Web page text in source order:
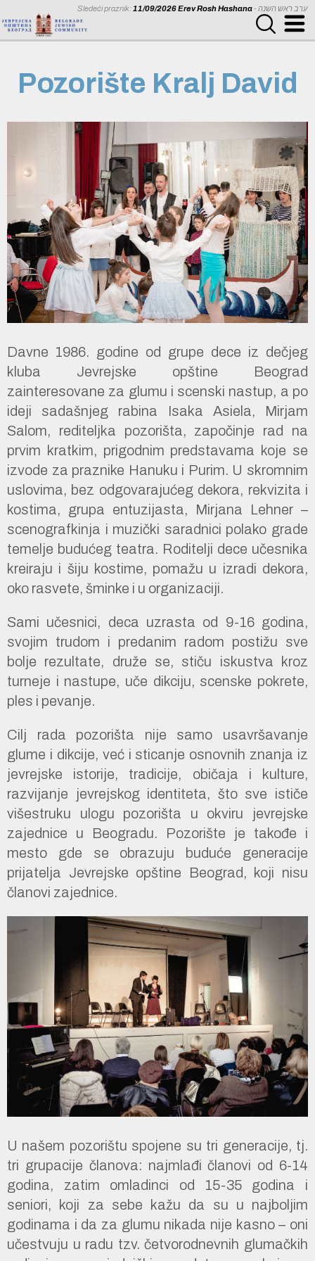
Sledeći praznik:11/09/2026 Erev Rosh Hashana - ערב ראש השנה
Pozorište Kralj David
Davne 1986. godine od grupe dece iz dečjeg
kluba Jevrejske opštine Beograd
zainteresovane za glumu i scenski nastup, a po
ideji sadašnjeg rabina Isaka Asiela, Mirjam
Salom, rediteljka pozorišta, započinje rad na
prvim kratkim, prigodnim predstavama koje se
izvode za praznike Hanuku i Purim. U skromnim
uslovima, bez odgovarajućeg dekora, rekvizita i
kostima, grupa entuzijasta, Mirjana Lehner –
scenografkinja i muzički saradnici polako grade
temelje budućeg teatra. Roditelji dece učesnika
kreiraju i šiju kostime, pomažu u izradi dekora,
oko rasvete, šminke i u organizaciji.
Sami učesnici, deca uzrasta od 9-16 godina,
svojim trudom i predanim radom postižu sve
bolje rezultate, druže se, stiču iskustva kroz
turneje i nastupe, uče dikciju, scenske pokrete,
ples i pevanje.
Cilj rada pozorišta nije samo usavršavanje
glume i dikcije, već i sticanje osnovnih znanja iz
jevrejske istorije, tradicije, običaja i kulture,
razvijanje jevrejskog identiteta, što sve ističe
višestruku ulogu pozorišta u okviru jevrejske
zajednice u Beogradu. Pozorište je takođe i
mesto gde se obrazuju buduće generacije
prijatelja Jevrejske opštine Beograd, koji nisu
članovi zajednice.
U našem pozorištu spojene su tri generacije, tj.
tri grupacije članova: najmlađi članovi od 6-14
godina, zatim omladinci od 15-35 godina i
seniori, koji za sebe kažu da su u najboljim
godinama i da za glumu nikada nije kasno – oni
učestvuju u radu tzv. četvorodnevnih glumačkih